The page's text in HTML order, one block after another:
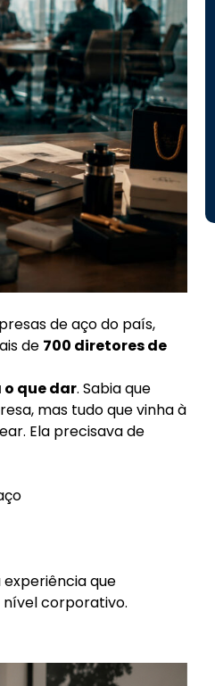
de aço do país,
de 700 diretores de
que dar. Sabia que
mas tudo que vinha à
Ela precisava de
que
nível corporativo.